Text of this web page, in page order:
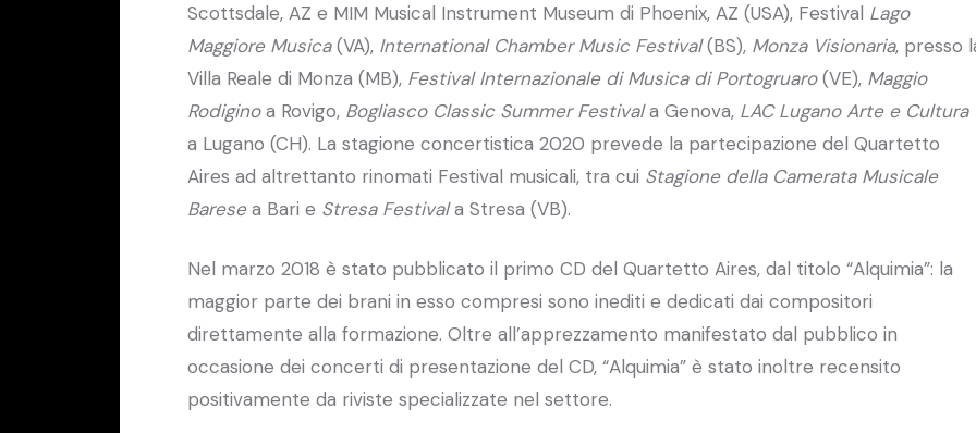
Scottsdale, AZ e MIM Musical Instrument Museum di Phoenix, AZ (USA), Festival Lago
Maggiore Musica(VA), International Chamber Music Festival(BS), Monza Visionaria, presso
Villa Reale di Monza (MB), Festival Internazionale di Musica di Portogruaro(VE), Maggio
Rodiginoa Rovigo, Bogliasco Classic Summer Festivala Genova, LAC Lugano Arte e Cultura
a Lugano (CH). La stagione concertistica 2020 prevede la partecipazione del Quartetto
Aires ad altrettanto rinomati Festival musicali, tra cui Stagione della Camerata Musicale
Baresea Bari e Stresa Festivala Stresa (VB).
Nel marzo 2018 è stato pubblicato il primo CD del Quartetto Aires, dal titolo “Alquimia”: la
maggior parte dei brani in esso compresi sono inediti e dedicati dai compositori
direttamente alla formazione. Oltre all’apprezzamento manifestato dal pubblico in
occasione dei concerti di presentazione del CD, “Alquimia” è stato inoltre recensito
positivamente da riviste specializzate nel settore.